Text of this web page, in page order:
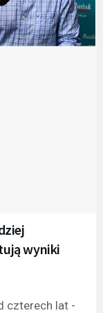
wyniki
czterech lat -